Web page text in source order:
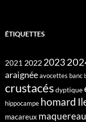
ÉTIQUETTES
2021 2022 2023
araignéeavocettes banc
crustacésdyptique
hippocampe homard
macareux